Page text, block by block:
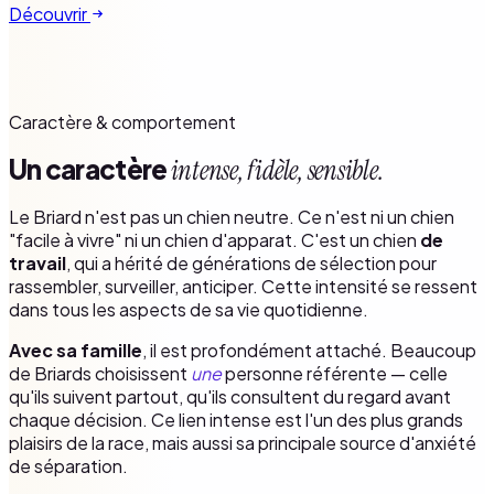
Découvrir
Caractère & comportement
Un caractèreintense, fidèle, sensible.
Le Briard n'est pas un chien neutre. Ce n'est ni un chien
"facile à vivre" ni un chien d'apparat. C'est un chien de
travail, qui a hérité de générations de sélection pour
rassembler, surveiller, anticiper. Cette intensité se ressent
dans tous les aspects de sa vie quotidienne.
Avec sa famille, il est profondément attaché. Beaucoup
de Briards choisissent unepersonne référente — celle
qu'ils suivent partout, qu'ils consultent du regard avant
chaque décision. Ce lien intense est l'un des plus grands
plaisirs de la race, mais aussi sa principale source d'anxiété
de séparation.